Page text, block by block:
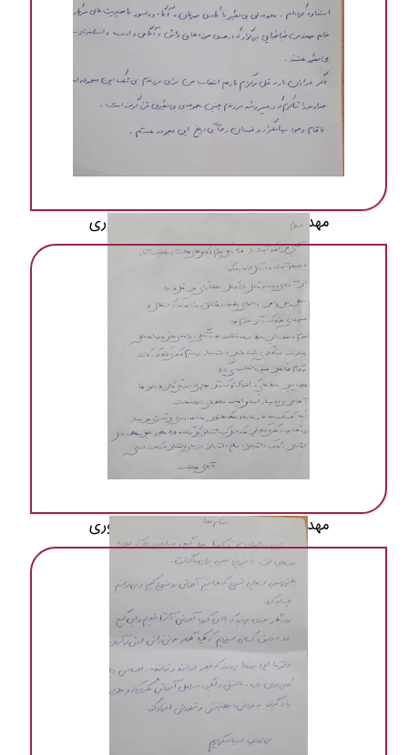
مهد و پیش دبستانی به روش مونتسوری
مهد و پیش دبستانی به روش مونتسوری